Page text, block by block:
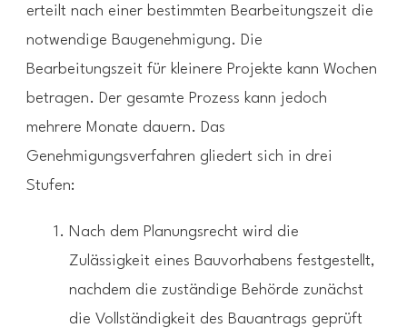
erteilt nach einer bestimmten Bearbeitungszeit die
notwendige Baugenehmigung. Die
Bearbeitungszeit für kleinere Projekte kann Wochen
betragen. Der gesamte Prozess kann jedoch
mehrere Monate dauern. Das
Genehmigungsverfahren gliedert sich in drei
Stufen:
Nach dem Planungsrecht wird die
Zulässigkeit eines Bauvorhabens festgestellt,
nachdem die zuständige Behörde zunächst
die Vollständigkeit des Bauantrags geprüft